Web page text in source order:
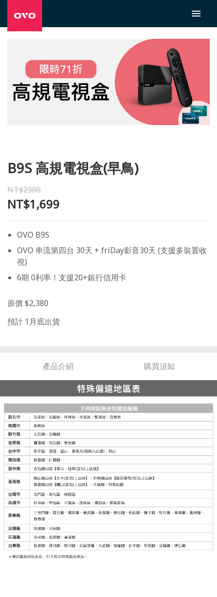
B9S 高規電視盒(早鳥)
NT$2380
NT$1,699
OVO B9S
OVO 串流第四台 30天 + friDay影音30天 (支援多裝置收
視)
6期 0利率！支援20+銀行信用卡
原價 $2,380
預計 1月底出貨
產品介紹 購買須知